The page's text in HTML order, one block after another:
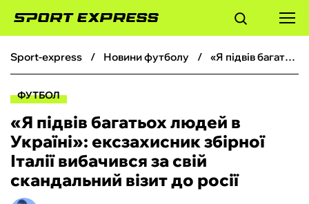
ФУТБОЛ
БОКС
ХОКЕЙ
sport-express новини футболу «Я підвів багатьох людей в Україні»: ексзахисник збірної Італії вибачився за свій скандальний візит до росії
ФУТБОЛ
«Я підвів багатьох людей в
Україні»: ексзахисник збірної
Італії вибачився за свій
скандальний візит до росії